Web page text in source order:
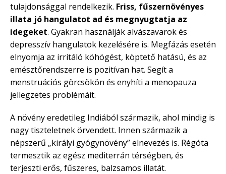
tulajdonsággal rendelkezik. Friss, fűszernövényes
illata jó hangulatot ad és megnyugtatja az
idegeket. Gyakran használják alvászavarok és
depresszív hangulatok kezelésére is. Megfázás esetén
elnyomja az irritáló köhögést, köptető hatású, és az
emésztőrendszerre is pozitívan hat. Segít a
menstruációs görcsökön és enyhíti a menopauza
jellegzetes problémáit.
A növény eredetileg Indiából származik, ahol mindig is
nagy tiszteletnek örvendett. Innen származik a
népszerű „királyi gyógynövény” elnevezés is. Régóta
termesztik az egész mediterrán térségben, és
terjeszti erős, fűszeres, balzsamos illatát.